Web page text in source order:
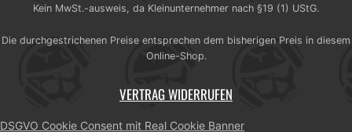
Kein MwSt.-ausweis, da Kleinunternehmer nach §19 (1) UStG.
Die durchgestrichenen Preise entsprechen dem bisherigen Preis in diesem
Online-Shop.
VERTRAG WIDERRUFEN
DSGVO Cookie Consent mit Real Cookie Banner